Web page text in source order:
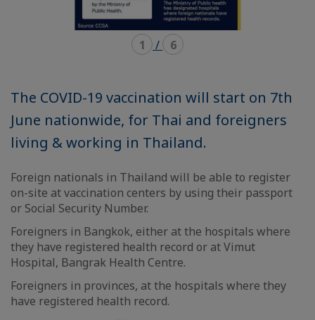
1 / 6
The COVID-19 vaccination will start on 7th
June nationwide, for Thai and foreigners
living & working in Thailand.
Foreign nationals in Thailand will be able to register
on-site at vaccination centers by using their passport
or Social Security Number.
Foreigners in Bangkok, either at the hospitals where
they have registered health record or at Vimut
Hospital, Bangrak Health Centre.
Foreigners in provinces, at the hospitals where they
have registered health record.